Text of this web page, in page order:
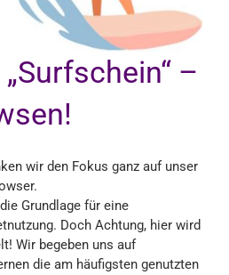
–
wir den Fokus ganz auf unser
Grundlage für eine
Doch Achtung, hier wird
Wir begeben uns auf
die am häufigsten genutzten